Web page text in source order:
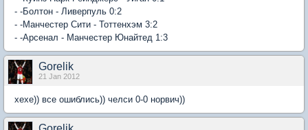
- -Болтон - Ливерпуль 0:2
- -Манчестер Сити - Тоттенхэм 3:2
- -Арсенал - Манчестер Юнайтед 1:3
Gorelik
21 Jan 2012
хехе)) все ошиблись)) челси 0-0 норвич))